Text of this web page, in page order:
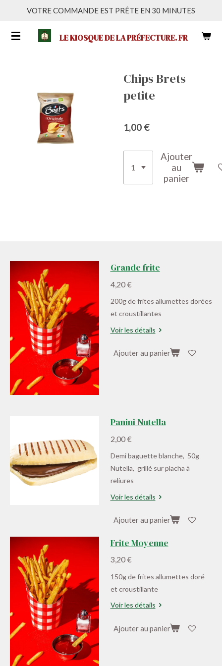
Passer
contenu
LE KIOSQUE DE LA PRÉFECTURE. FR
VOTRE COMMANDE EST PRÊTE EN 30 MINUTES
Chips Brets
petite
1,00 €
Ajouter
au
panier
Grande frite
4,20 €
200g de frites allumettes dorées
et croustillantes
Voir les détails
Ajouter au panier
Panini Nutella
2,00 €
Demi baguette blanche, 50g
Nutella, grillé sur placha à
reliures
Voir les détails
Ajouter au panier
Frite Moyenne
3,20 €
150g de frites allumettes doré
et croustillante
Voir les détails
Ajouter au panier